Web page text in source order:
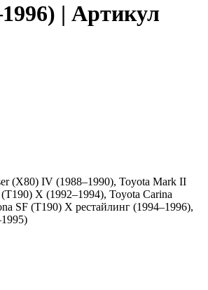
| Артикул
(X80) IV (1988–1990), Toyota Mark II
X (1992–1994), Toyota Carina
SF (T190) X рестайлинг (1994–1996),